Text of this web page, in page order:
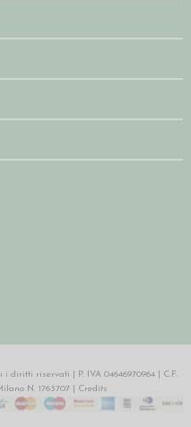
riservati | P. IVA 04646970964 | C.F.
N. 1763707 | Credits